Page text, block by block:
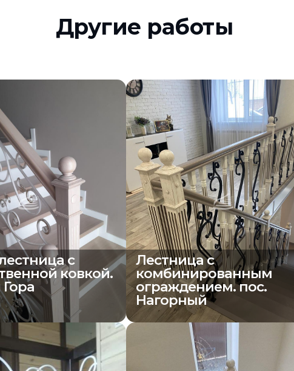
Другие работы
с
ковкой.
Лестница с
комбинированным
ограждением. пос.
Нагорный